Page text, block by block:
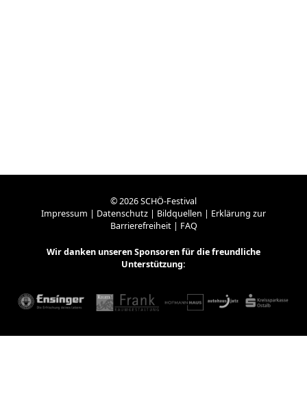
© 2026 SCHÖ-Festival
Impressum | Datenschutz | Bildquellen | Erklärung zur
Barrierefreiheit| FAQ
Wir danken unserenSponsorenfür die freundliche
Unterstützung: